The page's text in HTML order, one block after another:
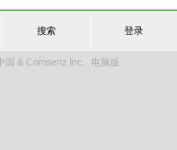
搜索 登录
国 & Comsenz Inc. 电脑版